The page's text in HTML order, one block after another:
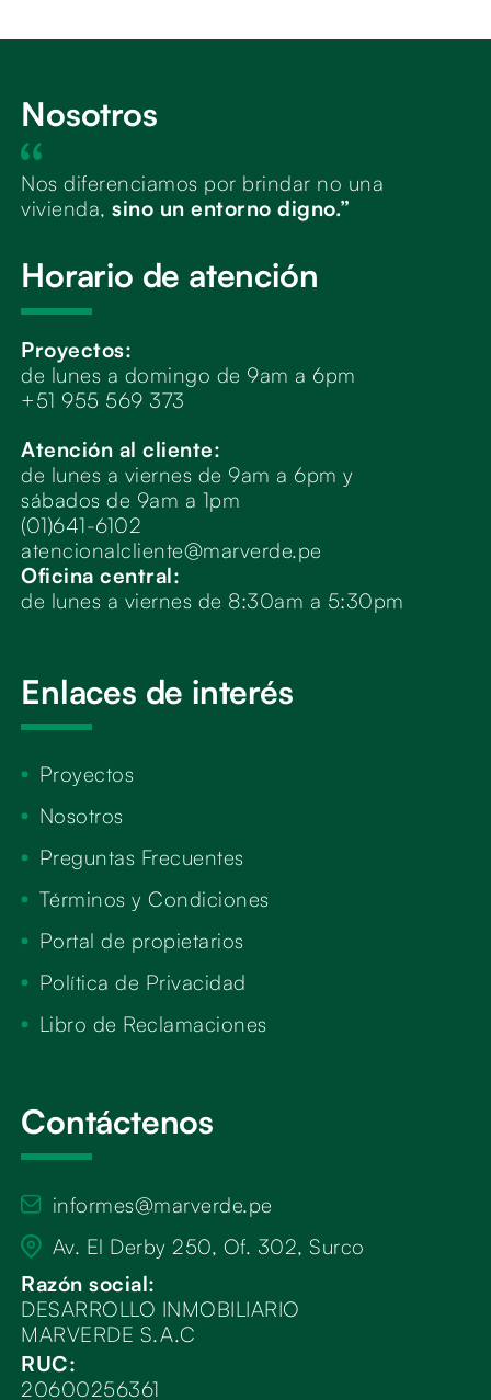
Nosotros
Nos diferenciamos por brindar no una
vivienda,sino un entorno digno.”
Horario de atención
Proyectos:
de lunes a domingo de 9am a 6pm
+51 955 569 373
Atención al cliente:
de lunes a viernes de 9am a 6pm y
sábados de 9am a 1pm
(01)641-6102
atencionalcliente@marverde.pe
Oficina central:
de lunes a viernes de 8:30am a 5:30pm
Enlaces de interés
Proyectos
Nosotros
Preguntas Frecuentes
Términos y Condiciones
Portal de propietarios
Política de Privacidad
Libro de Reclamaciones
Contáctenos
informes@marverde.pe
Av. El Derby 250, Of. 302, Surco
Razón social:
DESARROLLO INMOBILIARIO
MARVERDE S.A.C
RUC:
20600256361